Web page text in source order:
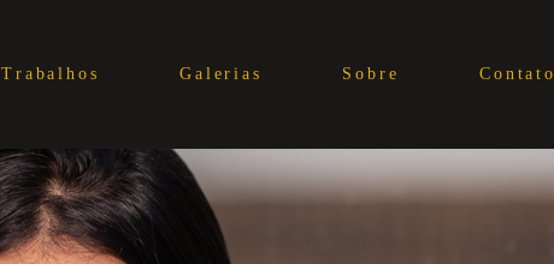
Trabalhos Galerias Sobre Contato